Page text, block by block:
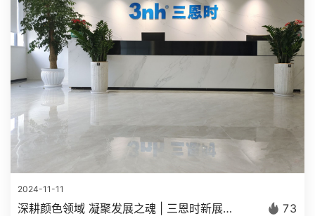
2024-11-11
深耕颜色领域 凝聚发展之魂 | 三恩时新展厅正式建成启用 73